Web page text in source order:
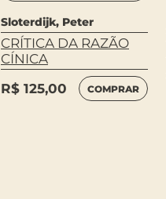
Sloterdijk, Peter
CRÍTICA DA RAZÃO
CÍNICA
R$ 125,00 COMPRAR